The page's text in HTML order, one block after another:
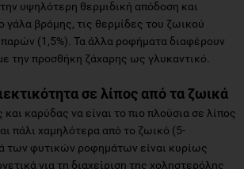
την προσθήκη ζάχαρης ως γλυκαντικό.
σε λίπος από τα ζωικά
καρύδας να είναι το πιο πλούσια σε λίπος
των φυτικών ροφημάτων είναι κυρίως
για τη διαχείριση της χοληστερόλης
διεργασιών, ενώ πολύ μικρότερη είναι η
κορεσμένων λιπαρών.